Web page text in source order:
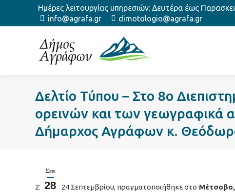
Ημέρες λειτουργίας υπηρεσιών: Δευτέρα έως
info@agrafa.gr
dimotologio@agrafa.gr
Δελτίο Τύπου – Στο 8ο
ορεινών και των γεωγραφικά
Δήμαρχος Αγράφων κ.
Σεπ
28
22, 23 & 24 Σεπτεμβρίου, πραγματοποιήθηκε στο Μέτσοβο,